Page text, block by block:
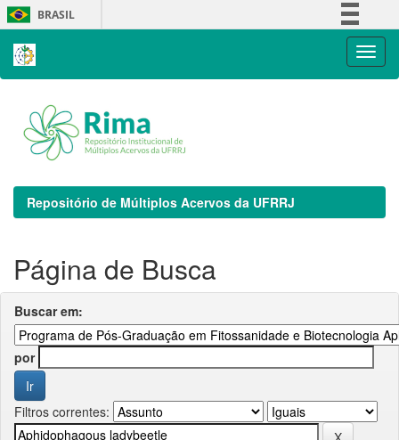
Skip
navigation
BRASIL
Repositório de Múltiplos Acervos da UFRRJ
Página de Busca
Buscar em:
por
Filtros correntes: